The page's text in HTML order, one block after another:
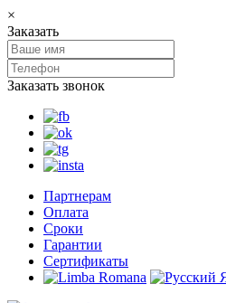
×
Заказать
Заказать звонок
Партнерам
Оплата
Сроки
Гарантии
Сертификаты